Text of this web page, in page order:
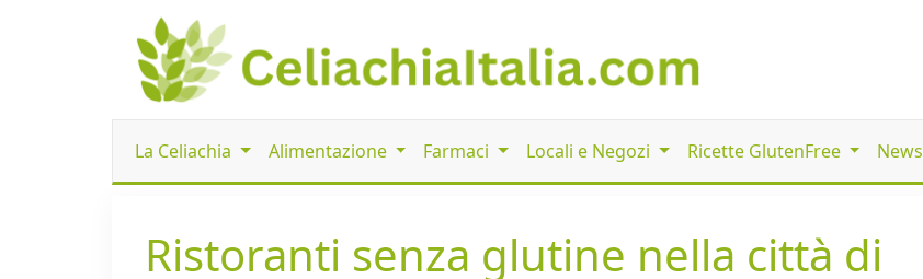
La Celiachia Alimentazione Farmaci Locali e Negozi Ricette GlutenFree News
Ristoranti senza glutine nella città di